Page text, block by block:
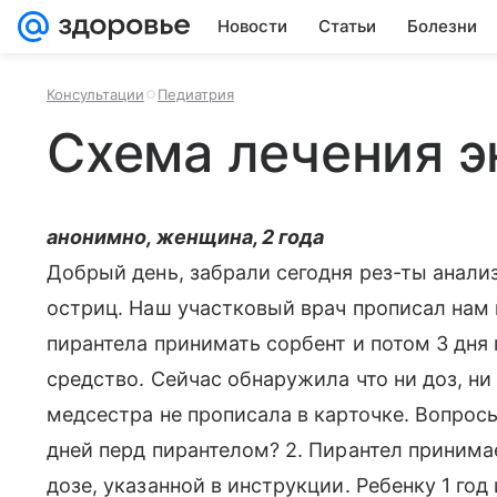
Новости Статьи Болезни
Консультации Педиатрия
Схема лечения
анонимно, женщина, 2 года
Добрый день, забрали сегодня рез-ты
остриц. Наш участковый врач прописал
пирантела принимать сорбент и потом 3
средство. Сейчас обнаружила что ни доз,
медсестра не прописала в карточке.
дней перд пирантелом? 2. Пирантел
дозе, указанной в инструкции. Ребенку 1